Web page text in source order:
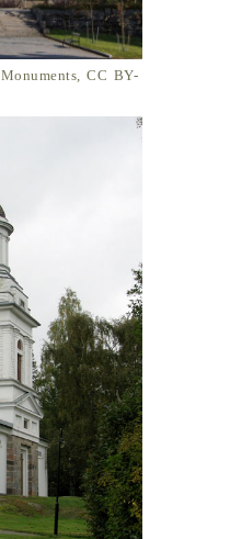
CC BY-